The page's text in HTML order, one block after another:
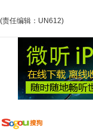
(责任编辑：UN612)